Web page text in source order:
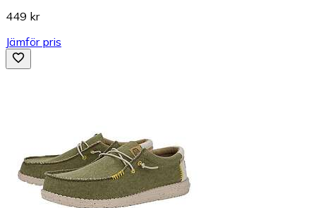
449 kr
Jämför pris